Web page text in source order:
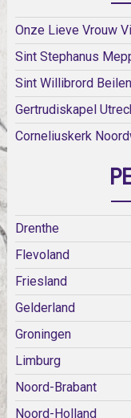
Onze Lieve Vrouw
Sint Stephanus
Sint Willibrord Beilen
Gertrudiskapel
Corneliuskerk
Drenthe
Flevoland
Friesland
Gelderland
Groningen
Limburg
Noord-Brabant
Noord-Holland